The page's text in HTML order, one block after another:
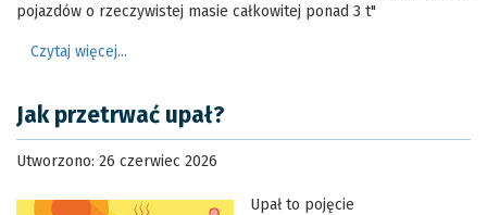
pojazdów o rzeczywistej masie całkowitej ponad 3 t"
Czytaj więcej...
Jak przetrwać upał?
Utworzono: 26 czerwiec 2026
Upał to pojęcie